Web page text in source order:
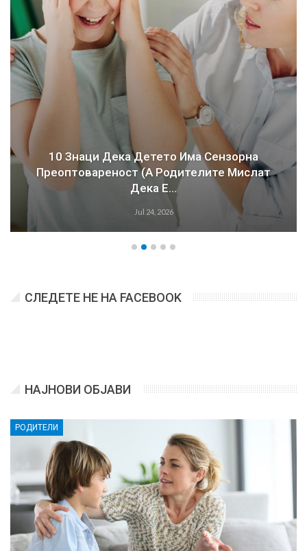
10 Знаци Дека Детето Има Сензорна
Преоптовареност (а Родителите Мислат
Дека Е…
Jul 24, 2026
СЛЕДЕТЕ НЕ НА FACEBOOK
НАЈНОВИ ОБЈАВИ
РОДИТЕЛИ